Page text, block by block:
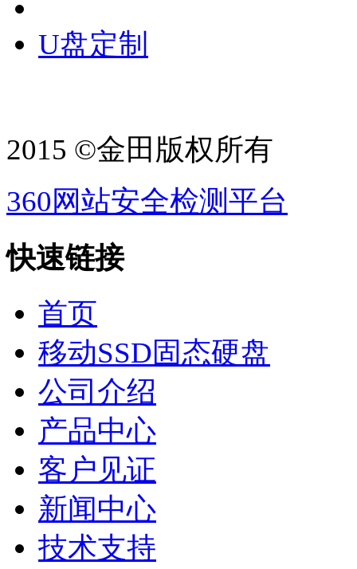
U盘定制
2015 ©金田版权所有
360网站安全检测平台
快速链接
首页
移动SSD固态硬盘
公司介绍
产品中心
客户见证
新闻中心
技术支持